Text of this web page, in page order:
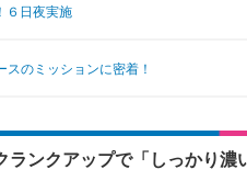
ング
TOP
TOP
ト
６日夜実施
のミッションに密着！
ンクアップで「しっかり